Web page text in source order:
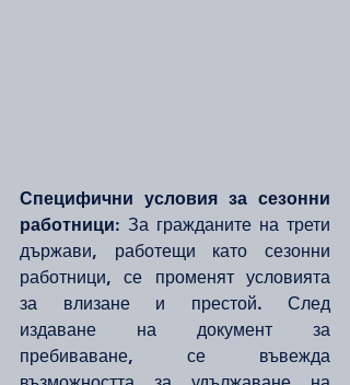
Специфични условия за сезонни
работници: За гражданите на трети
държави, работещи като сезонни
работници, се променят условията
за влизане и престой. След
издаване на документ за
пребиваване, се въвежда